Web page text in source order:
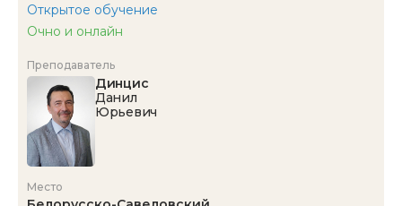
Открытое обучение
Очно и онлайн
Преподаватель
Динцис
Данил
Юрьевич
Место